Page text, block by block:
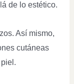
de lo estético.
Así mismo,
cutáneas